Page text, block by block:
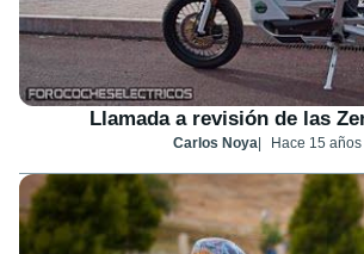
Llamada a revisión de las
Carlos Noya Hace 15 años